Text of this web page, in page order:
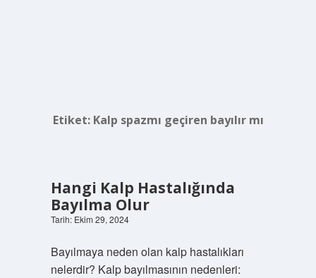
Etiket: Kalp spazmı geçiren bayılır mı
Hangi Kalp Hastalığında
Bayılma Olur
Tarih: Ekim 29, 2024
Bayılmaya neden olan kalp hastalıkları
nelerdir? Kalp bayılmasının nedenleri: